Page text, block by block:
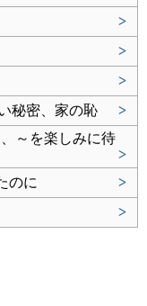
>
>
>
秘密、家の恥
>
～を楽しみに待
>
のに
>
>